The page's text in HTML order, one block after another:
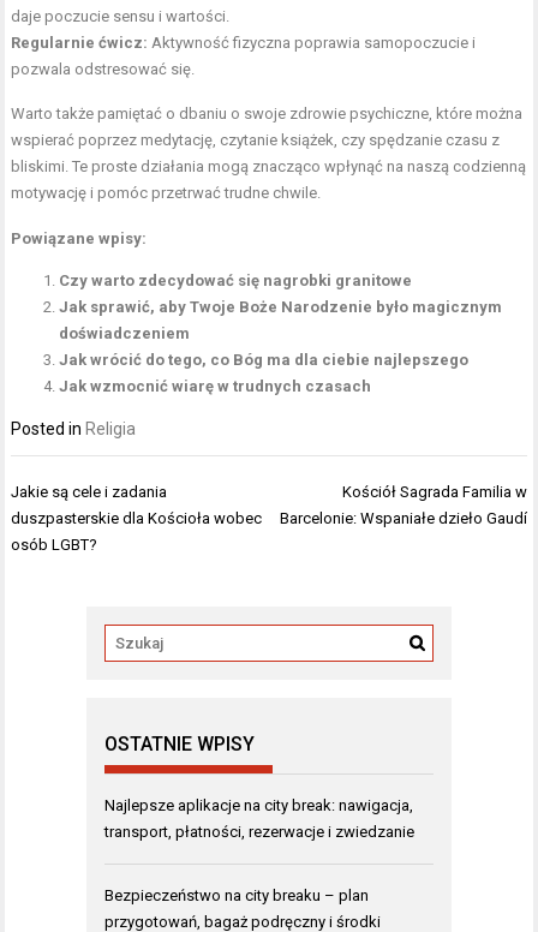
daje poczucie sensu i wartości.
Regularnie ćwicz: Aktywność fizyczna poprawia samopoczucie i
pozwala odstresować się.
Warto także pamiętać o dbaniu o swoje zdrowie psychiczne, które można
wspierać poprzez medytację, czytanie książek, czy spędzanie czasu z
bliskimi. Te proste działania mogą znacząco wpłynąć na naszą codzienną
motywację i pomóc przetrwać trudne chwile.
Powiązane wpisy:
Czy warto zdecydować się nagrobki granitowe
Jak sprawić, aby Twoje Boże Narodzenie było magicznym
doświadczeniem
Jak wrócić do tego, co Bóg ma dla ciebie najlepszego
Jak wzmocnić wiarę w trudnych czasach
Posted in Religia
Nawigacja
wpisu
Jakie są cele i zadania
duszpasterskie dla Kościoła wobec
osób LGBT?
Kościół Sagrada Familia w
Barcelonie: Wspaniałe dzieło Gaudí
OSTATNIE WPISY
Najlepsze aplikacje na city break: nawigacja,
transport, płatności, rezerwacje i zwiedzanie
Bezpieczeństwo na city breaku – plan
przygotowań, bagaż podręczny i środki